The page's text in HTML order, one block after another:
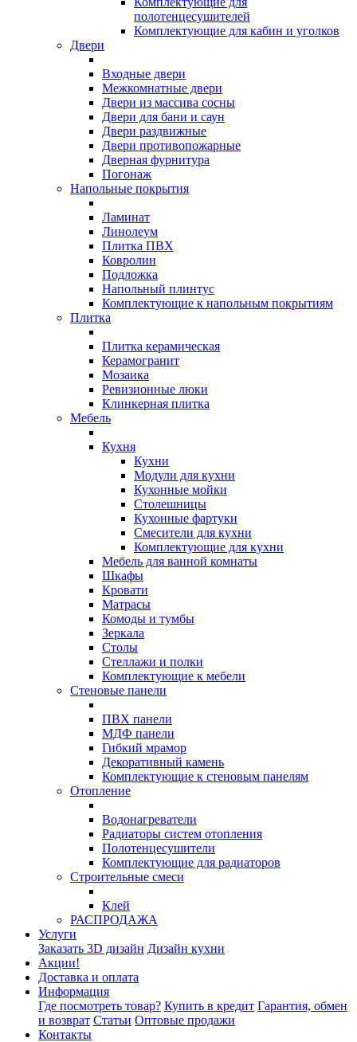
полотенцесушителей
Комплектующие для кабин и уголков
Двери
Входные двери
Межкомнатные двери
Двери из массива сосны
Двери для бани и саун
Двери раздвижные
Двери противопожарные
Дверная фурнитура
Погонаж
Напольные покрытия
Ламинат
Линолеум
Плитка ПВХ
Ковролин
Подложка
Напольный плинтус
Комплектующие к напольным покрытиям
Плитка
Плитка керамическая
Керамогранит
Мозаика
Ревизионные люки
Клинкерная плитка
Мебель
Кухня
Кухни
Модули для кухни
Кухонные мойки
Столешницы
Кухонные фартуки
Смесители для кухни
Комплектующие для кухни
Мебель для ванной комнаты
Шкафы
Кровати
Матрасы
Комоды и тумбы
Зеркала
Столы
Стеллажи и полки
Комплектующие к мебели
Стеновые панели
ПВХ панели
МДФ панели
Гибкий мрамор
Декоративный камень
Комплектующие к стеновым панелям
Отопление
Водонагреватели
Радиаторы систем отопления
Полотенцесушители
Комплектующие для радиаторов
Строительные смеси
Клей
РАСПРОДАЖА
Услуги
Заказать 3D дизайн Дизайн кухни
Акции!
Доставка и оплата
Информация
Где посмотреть товар? Купить в кредит Гарантия, обмен
и возврат Статьи Оптовые продажи
Контакты